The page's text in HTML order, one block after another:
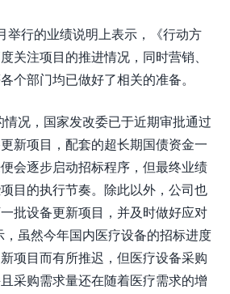
举行的业绩说明上表示，《行动方
关注项目的推进情况，同时营销、
个部门均已做好了相关的准备。
情况，国家发改委已于近期审批通过
新项目，配套的超长期国债资金一
会逐步启动招标程序，但最终业绩
目的执行节奏。除此以外，公司也
批设备更新项目，并及时做好应对
，虽然今年国内医疗设备的招标进度
项目而有所推迟，但医疗设备采购
采购需求量还在随着医疗需求的增